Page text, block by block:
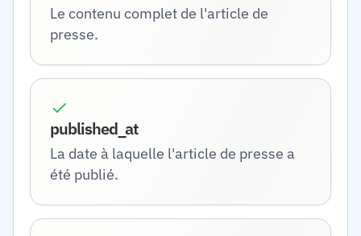
Le contenu complet de l'article de
presse.
published_at
La date à laquelle l'article de presse a
été publié.